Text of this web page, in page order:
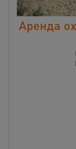
Аренда